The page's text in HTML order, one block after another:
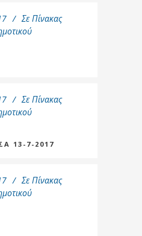
Σε Πίνακας
Σε Πίνακας
13-7-2017
Σε Πίνακας